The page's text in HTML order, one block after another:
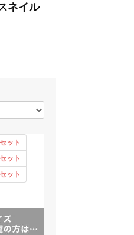
ネイル